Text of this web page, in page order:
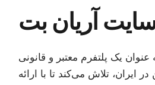
آریان بت
یک پلتفرم معتبر و قانونی
ایران، تلاش می‌کند تا با ارائه